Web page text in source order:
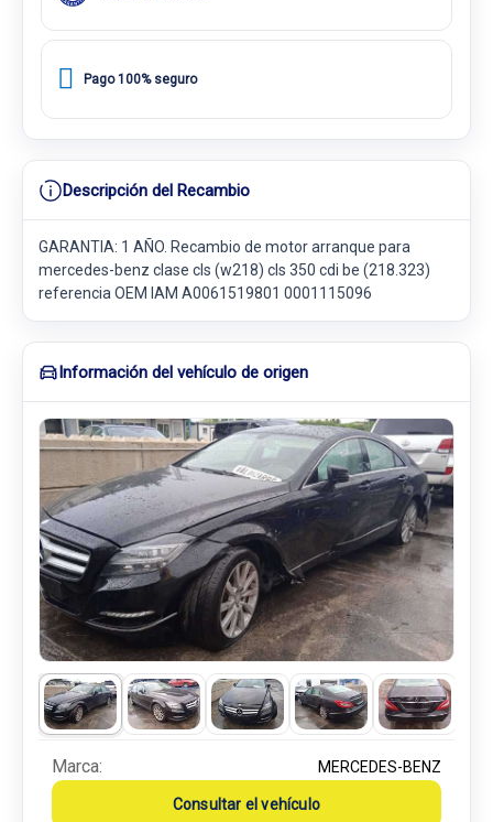
Pago 100% seguro
Descripción del Recambio
GARANTIA: 1 AÑO. Recambio de motor arranque para
mercedes-benz clase cls (w218) cls 350 cdi be (218.323)
referencia OEM IAM A0061519801 0001115096
Información del vehículo de origen
Marca: MERCEDES-BENZ
Consultar el vehículo